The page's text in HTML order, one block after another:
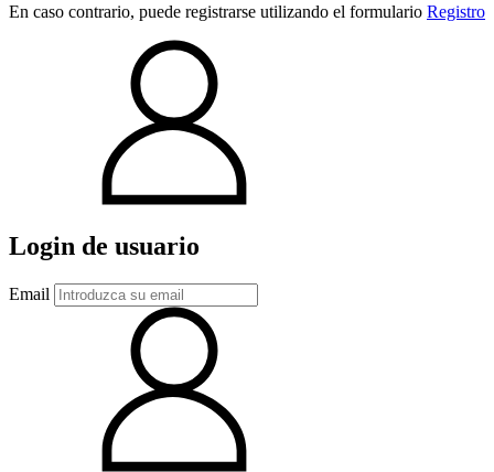
En caso contrario, puede registrarse utilizando el formulario Registro
Login de usuario
Email